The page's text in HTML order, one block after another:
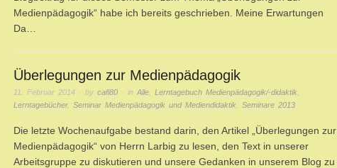
Medienpädagogik“ habe ich bereits geschrieben. Meine Erwartungen
Da…
Überlegungen zur Medienpädagogik
11. Februar 2014 · by cafi80 · in Alle Lerntagebuch Medienpädagogik/-didaktik
Lerntagebücher, Seminar Medienpädagogik und Mediendidaktik Seminare 2013
Die letzte Wochenaufgabe bestand darin, den Artikel „Überlegungen zur
Medienpädagogik“ von Herrn Larbig zu lesen, den Text in unserer
Arbeitsgruppe zu diskutieren und unsere Gedanken in unserem Blog zu